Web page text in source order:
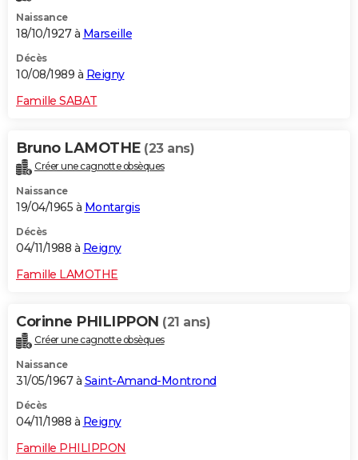
Naissance
18/10/1927 à Marseille
Décès
10/08/1989 à Reigny
Famille SABAT
Bruno LAMOTHE (23 ans)
Créer une cagnotte obsèques
Naissance
19/04/1965 à Montargis
Décès
04/11/1988 à Reigny
Famille LAMOTHE
Corinne PHILIPPON (21 ans)
Créer une cagnotte obsèques
Naissance
31/05/1967 à Saint-Amand-Montrond
Décès
04/11/1988 à Reigny
Famille PHILIPPON